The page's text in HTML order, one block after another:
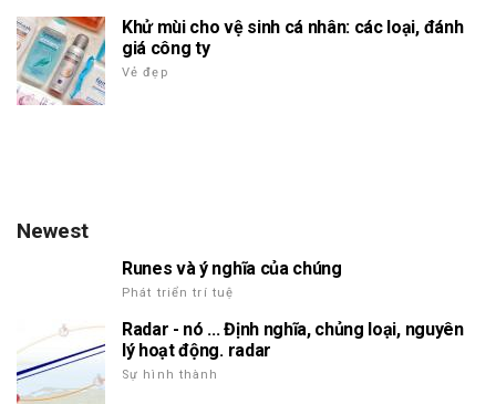
Khử mùi cho vệ sinh cá nhân: các loại, đánh
giá công ty
Vẻ đẹp
Newest
Runes và ý nghĩa của chúng
Phát triển trí tuệ
Radar - nó ... Định nghĩa, chủng loại, nguyên
lý hoạt động. radar
Sự hình thành